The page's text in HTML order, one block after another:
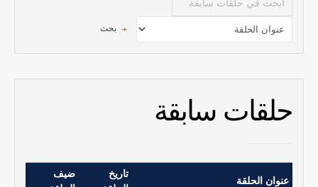
حلقات سابقة
عنوان الحلقة
تاريخ
ضيف